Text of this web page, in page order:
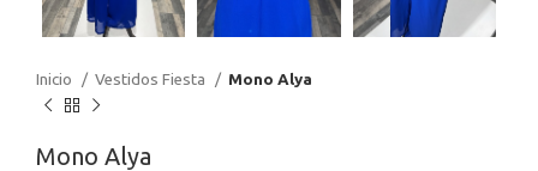
Inicio Vestidos Fiesta Mono Alya
Mono Alya